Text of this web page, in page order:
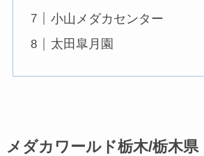
小山メダカセンター
太田皐月園
メダカワールド栃木/栃木県